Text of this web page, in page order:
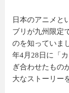
日本のアニメと
ブリが九州限定
のを知っていま
年4月28日に「
ぎ合わせたもの
大なストーリー